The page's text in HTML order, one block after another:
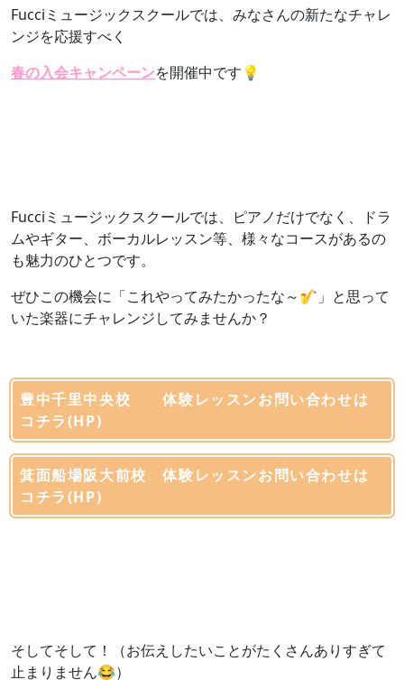
Fucciミュージックスクールでは、みなさんの新たなチャレ
ンジを応援すべく
春の入会キャンペーンを開催中です💡
Fucciミュージックスクールでは、ピアノだけでなく、ドラ
ムやギター、ボーカルレッスン等、様々なコースがあるの
も魅力のひとつです。
ぜひこの機会に「これやってみたかったな～🎷」と思って
いた楽器にチャレンジしてみませんか？
豊中千里中央校 体験レッスンお問い合わせは
コチラ(HP)
箕面船場阪大前校 体験レッスンお問い合わせは
コチラ(HP)
そしてそして！（お伝えしたいことがたくさんありすぎて
止まりません😂）